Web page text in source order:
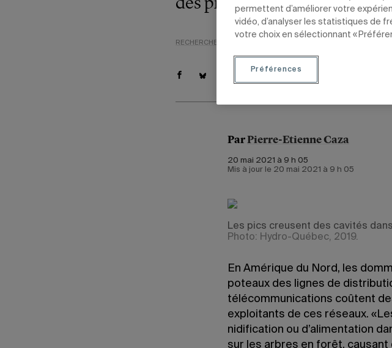
RECHERCHE
ParPierre-Etienne Caza
20 mai 2021 à 9 h 05
Mis à jour le 20 mai 2021 à 9 h 05
Les pics creusent des cavités
Photo: Hydro-Québec, 2019.
En Amérique du Nord, les
poteaux des lignes de
télécommunications coûtent
exploitants de ces réseaux.
nidification ou d’alimentation
sur les arbres en forêt,
permettent d’améliorer votre
vidéo, d’analyser les statistiques de
votre choix en sélectionnant «
Préférences